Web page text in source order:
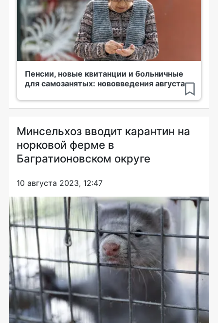
Пенсии, новые квитанции и больничные
для самозанятых: нововведения августа
Минсельхоз вводит карантин на
норковой ферме в
Багратионовском округе
10 августа 2023, 12:47